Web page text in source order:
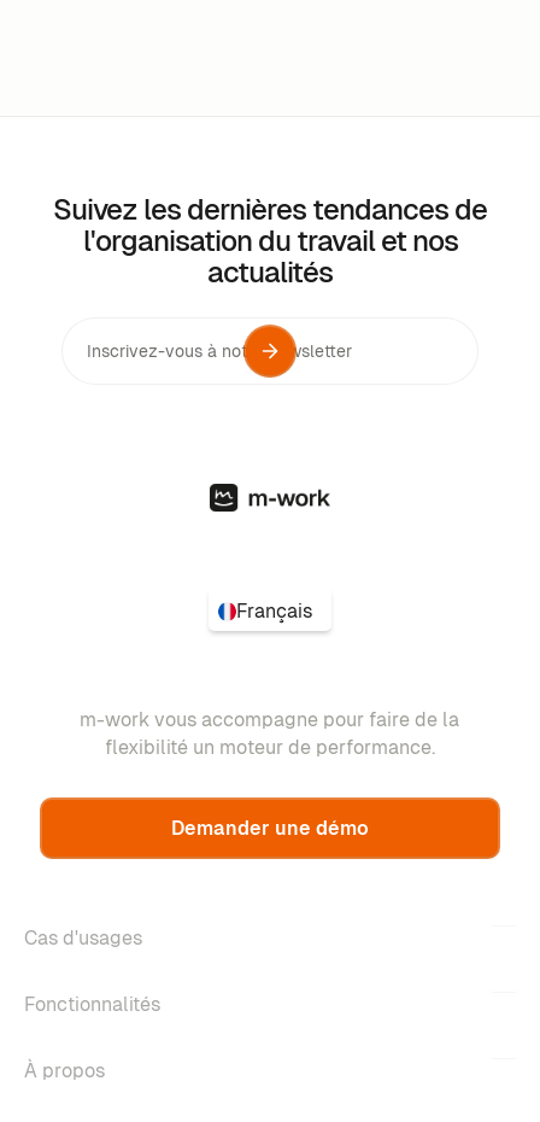
Suivez les dernières tendances de
l'organisation du travail et nos
actualités
Français
m-work vous accompagne pour faire de la
flexibilité un moteur de performance.
Demander une démo
Cas d'usages
Fonctionnalités
À propos